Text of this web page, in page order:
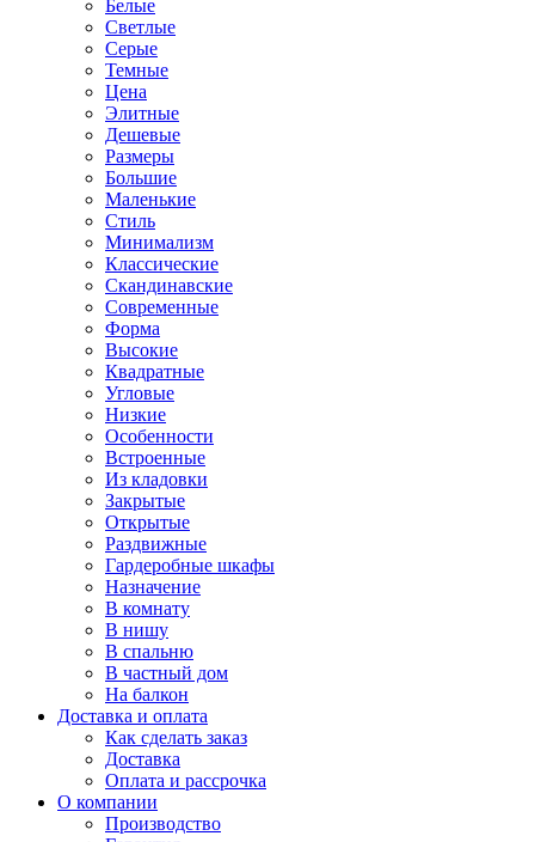
Белые
Светлые
Серые
Темные
Цена
Элитные
Дешевые
Размеры
Большие
Маленькие
Стиль
Минимализм
Классические
Скандинавские
Современные
Форма
Высокие
Квадратные
Угловые
Низкие
Особенности
Встроенные
Из кладовки
Закрытые
Открытые
Раздвижные
Гардеробные шкафы
Назначение
В комнату
В нишу
В спальню
В частный дом
На балкон
Доставка и оплата
Как сделать заказ
Доставка
Оплата и рассрочка
О компании
Производство